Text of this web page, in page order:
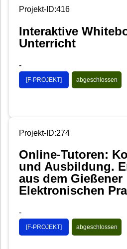
Projekt-ID:416
Interaktive
Unterricht
-
[F-PROJEKT] abgeschlossen
Projekt-ID:274
Online-Tutoren:
und Ausbildung.
aus dem Gießener
Elektronischen
-
[F-PROJEKT] abgeschlossen